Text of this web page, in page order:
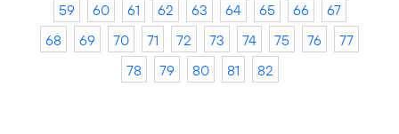
59
60 61 62 63 64 65 66
67
68
69 70 71 72 73 74 75 76
77
78
79 80 81 82